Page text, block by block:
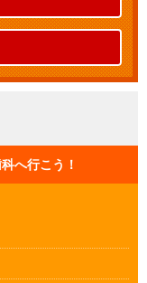
へ行こう！